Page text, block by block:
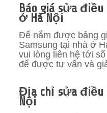
Báo giá sửa điều
ở Hà Nội
Để nắm được bảng
Samsung tại nhà ở
vui lòng liên hệ tới
để được tư vấn và
Địa chỉ sửa điều
Nội